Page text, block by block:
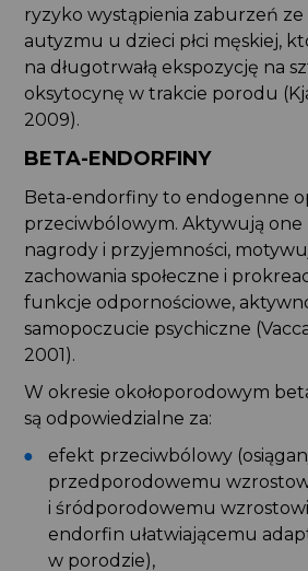
ryzyko wystąpienia zaburzeń
autyzmu u dzieci płci męskiej,
na długotrwałą ekspozycję na
oksytocynę w trakcie porodu
2009).
BETA-ENDORFINY
Beta-endorfiny to endogenne
przeciwbólowym. Aktywują
nagrody i przyjemności,
zachowania społeczne i
funkcje odpornościowe,
samopoczucie psychiczne
2001).
W okresie okołoporodowym
są odpowiedzialne za:
efekt przeciwbólowy
przedporodowemu
i śródporodowemu
endorfin ułatwiającemu
w porodzie),